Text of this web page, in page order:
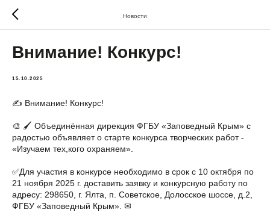
Новости
Внимание! Конкурс!
15.10.2025
✍ Внимание! Конкурс!
🎨 🖌 Объединённая дирекция ФГБУ «Заповедный Крым» с
радостью объявляет о старте конкурса творческих работ -
«Изучаем тех,кого охраняем».
✅Для участия в конкурсе необходимо в срок с 10 октября по
21 ноября 2025 г. доставить заявку и конкурсную работу по
адресу: 298650, г. Ялта, п. Советское, Долосское шоссе, д.2,
ФГБУ «Заповедный Крым». ✉